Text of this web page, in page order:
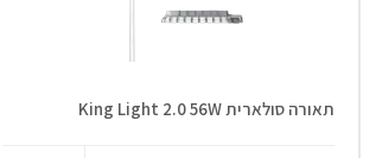
תאורה סולארית King Light 2.0 56W